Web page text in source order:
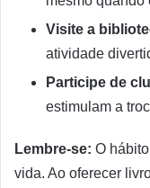
Visite a
atividade
Participe de
estimulam a
Lembre-se: O
vida. Ao oferecer